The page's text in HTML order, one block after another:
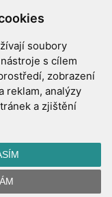
soubory
s cílem
zobrazení
reklam, analýzy
a zjištění
Vsetínská 78, 757
571 611 928, Mobil:777